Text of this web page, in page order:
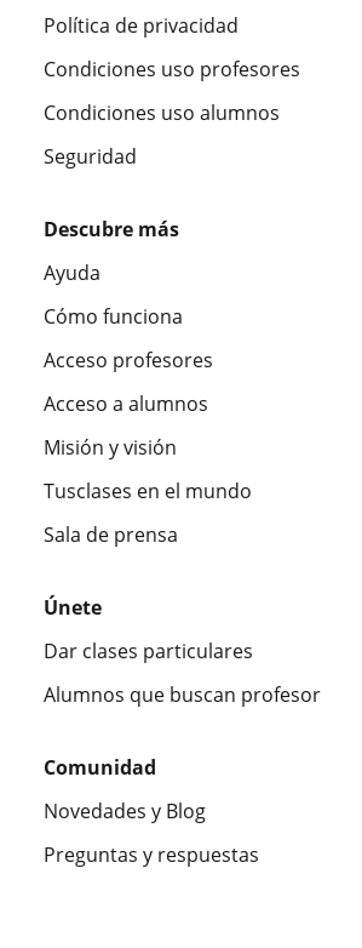
Política de privacidad
Condiciones uso profesores
Condiciones uso alumnos
Seguridad
Descubre más
Ayuda
Cómo funciona
Acceso profesores
Acceso a alumnos
Misión y visión
Tusclases en el mundo
Sala de prensa
Únete
Dar clases particulares
Alumnos que buscan profesor
Comunidad
Novedades y Blog
Preguntas y respuestas